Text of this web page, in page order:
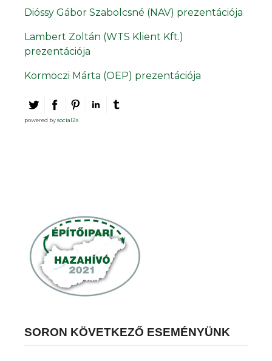
Dióssy Gábor Szabolcsné (NAV) prezentációja
Lambert Zoltán (WTS Klient Kft.)
prezentációja
Körmöczi Márta (OEP) prezentációja
powered bysocial2s
SORON KÖVETKEZŐ ESEMÉNYÜNK